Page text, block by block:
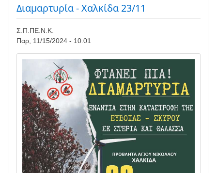
για
Λάφια
/
Αγία
Ειρήνη
Διαμαρτυρία - Χαλκίδα 23/11
Σ.Π.ΠΕ.Ν.Κ.
Παρ, 11/15/2024 - 10:01
Image